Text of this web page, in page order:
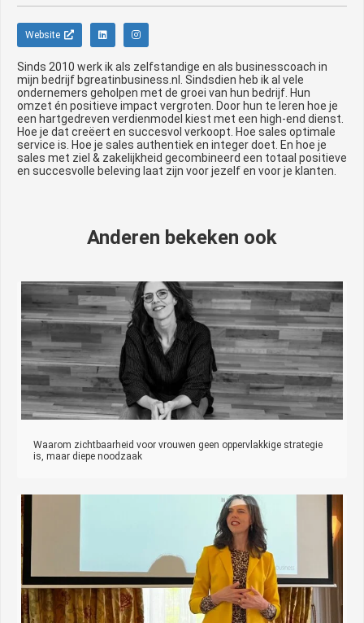
Website
Sinds 2010 werk ik als zelfstandige en als businesscoach in
mijn bedrijf bgreatinbusiness.nl. Sindsdien heb ik al vele
ondernemers geholpen met de groei van hun bedrijf. Hun
omzet én positieve impact vergroten. Door hun te leren hoe je
een hartgedreven verdienmodel kiest met een high-end dienst.
Hoe je dat creëert en succesvol verkoopt. Hoe sales optimale
service is. Hoe je sales authentiek en integer doet. En hoe je
sales met ziel & zakelijkheid gecombineerd een totaal positieve
en succesvolle beleving laat zijn voor jezelf en voor je klanten.
Anderen bekeken ook
Waarom zichtbaarheid voor vrouwen geen oppervlakkige strategie
is, maar diepe noodzaak